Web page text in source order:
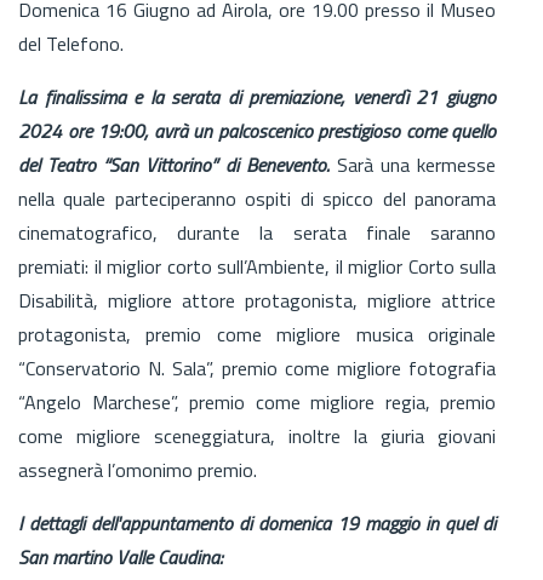
Domenica 16 Giugno ad Airola, ore 19.00 presso il Museo
del Telefono.
La finalissima e la serata di premiazione, venerdì 21 giugno
2024 ore 19:00, avrà un palcoscenico prestigioso come quello
del Teatro “San Vittorino” di Benevento.Sarà una kermesse
nella quale parteciperanno ospiti di spicco del panorama
cinematografico, durante la serata finale saranno
premiati: il miglior corto sull’Ambiente, il miglior Corto sulla
Disabilità, migliore attore protagonista, migliore attrice
protagonista, premio come migliore musica originale
“Conservatorio N. Sala”, premio come migliore fotografia
“Angelo Marchese”, premio come migliore regia, premio
come migliore sceneggiatura, inoltre la giuria giovani
assegnerà l’omonimo premio.
I dettagli dell'appuntamento di domenica 19 maggio in quel di
San martino Valle Caudina: